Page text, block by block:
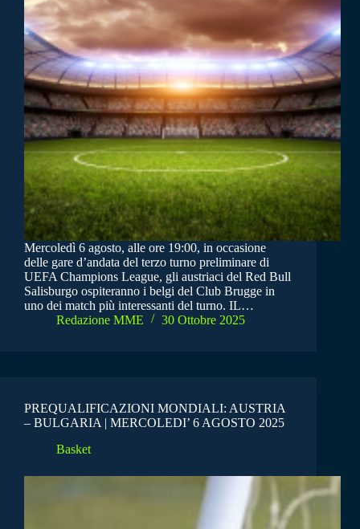
Mercoledì 6 agosto, alle ore 19:00, in occasione
delle gare d’andata del terzo turno preliminare di
UEFA Champions League, gli austriaci del Red Bull
Salisburgo ospiteranno i belgi del Club Brugge in
uno dei match più interessanti del turno. IL…
Redazione MME
30 Ottobre 2025
PREQUALIFICAZIONI MONDIALI: AUSTRIA
– BULGARIA | MERCOLEDI’ 6 AGOSTO 2025
Basket